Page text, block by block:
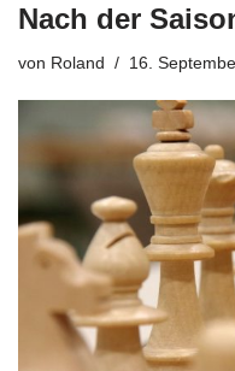
Nach der
von Roland 16.